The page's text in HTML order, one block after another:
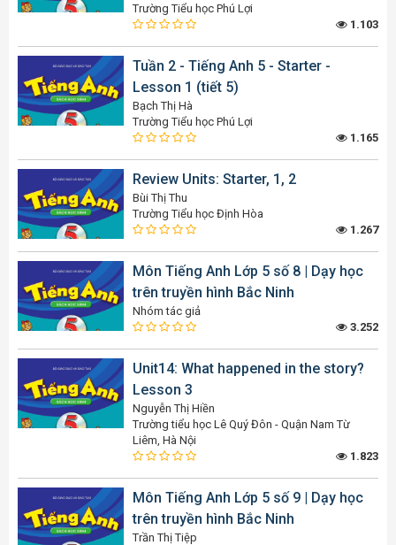
Trường Tiểu học Phú Lợi
1.103
Tuần 2 - Tiếng Anh 5 - Starter -
Lesson 1 (tiết 5)
Bạch Thị Hà
Trường Tiểu học Phú Lợi
1.165
Review Units: Starter, 1, 2
Bùi Thị Thu
Trường Tiểu học Định Hòa
1.267
Môn Tiếng Anh Lớp 5 số 8 | Dạy học
trên truyền hình Bắc Ninh
Nhóm tác giả
3.252
Unit14: What happened in the story?
Lesson 3
Nguyễn Thị Hiền
Trường tiểu học Lê Quý Đôn - Quận Nam Từ
Liêm, Hà Nội
1.823
Môn Tiếng Anh Lớp 5 số 9 | Dạy học
trên truyền hình Bắc Ninh
Trần Thị Tiệp